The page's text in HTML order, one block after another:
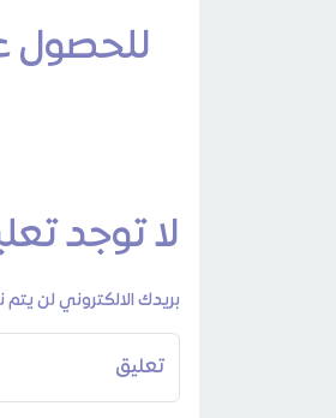
للحصول
لا توجد
بريدك الالكتروني لن يتم
تعليق